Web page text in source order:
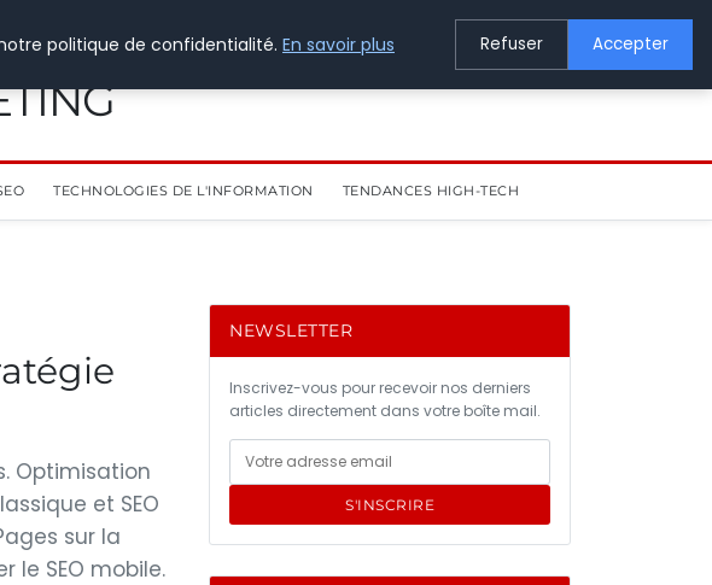
TECHNOLOGIES DE L'INFORMATION TENDANCES HIGH-TECH
Optimisation
et SEO
sur la
le SEO mobile.
NEWSLETTER
Inscrivez-vous pour recevoir nos derniers
articles directement dans votre boîte mail.
S'INSCRIRE
politique de confidentialité. En savoir plus Refuser Accepter